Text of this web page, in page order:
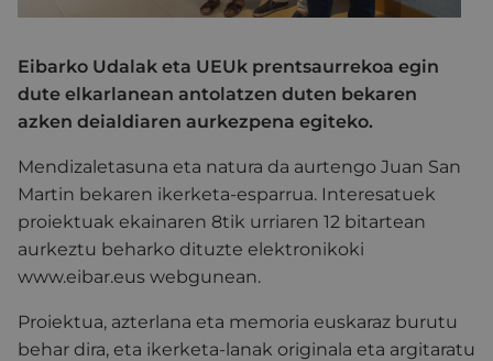
Eibarko Udalak eta UEUk prentsaurrekoa egin
dute elkarlanean antolatzen duten bekaren
azken deialdiaren aurkezpena egiteko.
Mendizaletasuna eta natura da aurtengo Juan San
Martin bekaren ikerketa-esparrua. Interesatuek
proiektuak ekainaren 8tik urriaren 12 bitartean
aurkeztu beharko dituzte elektronikoki
www.eibar.eus webgunean.
Proiektua, azterlana eta memoria euskaraz burutu
behar dira, eta ikerketa-lanak originala eta argitaratu